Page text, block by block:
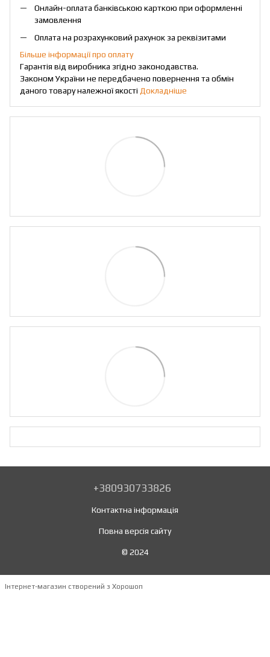
Онлайн-оплата банківською карткою при оформленні
замовлення
Оплата на розрахунковий рахунок за реквізитами
Більше інформації про оплату
Гарантія від виробника згідно законодавства.
Законом України не передбачено повернення та обмін
даного товару належної якості Докладніше
+380930733826
Контактна інформація
Повна версія сайту
© 2024
Інтернет-магазин створений з Хорошоп